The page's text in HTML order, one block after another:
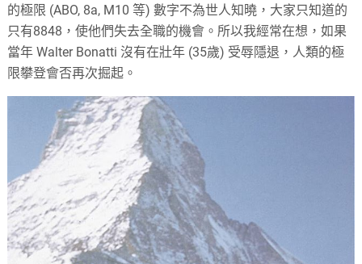
的極限 (ABO, 8a, M10 等) 數字不為世人知曉，大家只知道的
只有8848，使他們失去全職的機會。所以我經常在想，如果
當年 Walter Bonatti 沒有在壯年 (35歲) 受辱隱退，人類的極
限攀登會否再次掘起。